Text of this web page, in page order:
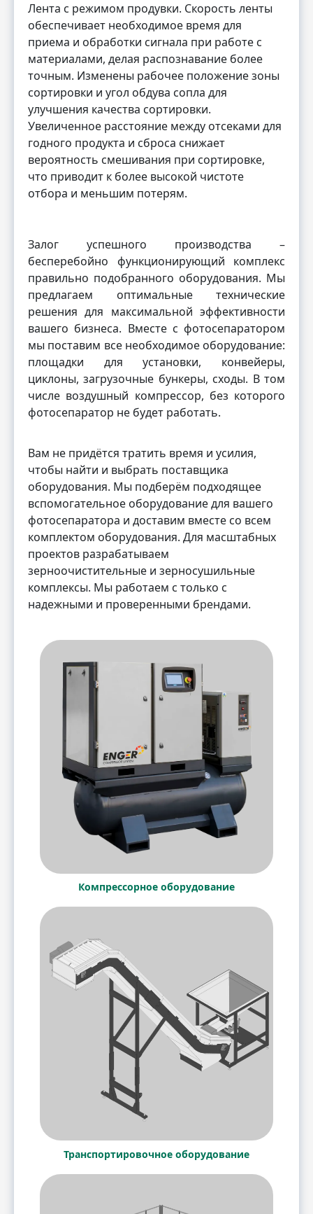
Лента с режимом продувки. Скорость ленты
обеспечивает необходимое время для
приема и обработки сигнала при работе с
материалами, делая распознавание более
точным. Изменены рабочее положение зоны
сортировки и угол обдува сопла для
улучшения качества сортировки.
Увеличенное расстояние между отсеками для
годного продукта и сброса снижает
вероятность смешивания при сортировке,
что приводит к более высокой чистоте
отбора и меньшим потерям.
Залог успешного производства –
бесперебойно функционирующий комплекс
правильно подобранного оборудования. Мы
предлагаем оптимальные технические
решения для максимальной эффективности
вашего бизнеса. Вместе с фотосепаратором
мы поставим все необходимое оборудование:
площадки для установки, конвейеры,
циклоны, загрузочные бункеры, сходы. В том
числе воздушный компрессор, без которого
фотосепаратор не будет работать.
Вам не придётся тратить время и усилия,
чтобы найти и выбрать поставщика
оборудования. Мы подберём подходящее
вспомогательное оборудование для вашего
фотосепаратора и доставим вместе со всем
комплектом оборудования. Для масштабных
проектов разрабатываем
зерноочистительные и зерносушильные
комплексы. Мы работаем с только с
надежными и проверенными брендами.
Компрессорное оборудование
Транспортировочное оборудование